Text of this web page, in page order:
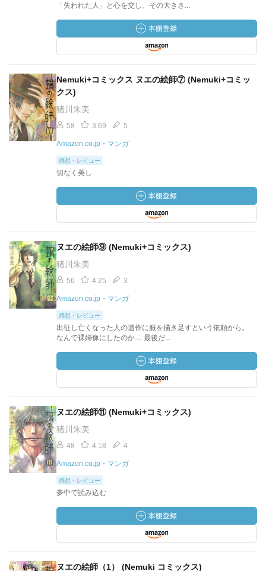
「失われた人」と心を交し、その大きさ...
Nemuki+コミックス ヌエの絵師⑦ (Nemuki+コミッ
クス)
猪川朱美
58 3.69 5
Amazon.co.jp・マンガ
感想・レビュー
切なく美し
ヌエの絵師⑨ (Nemuki+コミックス)
猪川朱美
56 4.25 3
Amazon.co.jp・マンガ
感想・レビュー
出征し亡くなった人の遺作に服を描き足すという依頼から。
なんで裸婦像にしたのか… 最後だ...
ヌエの絵師⑪ (Nemuki+コミックス)
猪川朱美
48 4.18 4
Amazon.co.jp・マンガ
感想・レビュー
夢中で読み込む
ヌエの絵師（1） (Nemuki コミックス)